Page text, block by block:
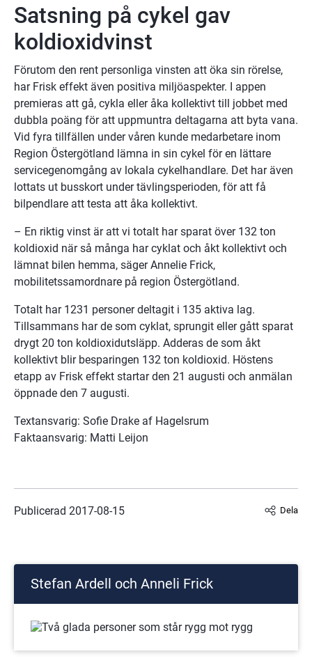
Satsning på cykel gav
koldioxidvinst
Förutom den rent personliga vinsten att öka sin rörelse,
har Frisk effekt även positiva miljöaspekter. I appen
premieras att gå, cykla eller åka kollektivt till jobbet med
dubbla poäng för att uppmuntra deltagarna att byta vana.
Vid fyra tillfällen under våren kunde medarbetare inom
Region Östergötland lämna in sin cykel för en lättare
servicegenomgång av lokala cykelhandlare. Det har även
lottats ut busskort under tävlingsperioden, för att få
bilpendlare att testa att åka kollektivt.
– En riktig vinst är att vi totalt har sparat över 132 ton
koldioxid när så många har cyklat och åkt kollektivt och
lämnat bilen hemma, säger Annelie Frick,
mobilitetssamordnare på region Östergötland.
Totalt har 1231 personer deltagit i 135 aktiva lag.
Tillsammans har de som cyklat, sprungit eller gått sparat
drygt 20 ton koldioxidutsläpp. Adderas de som åkt
kollektivt blir besparingen 132 ton koldioxid. Höstens
etapp av Frisk effekt startar den 21 augusti och anmälan
öppnade den 7 augusti.
Textansvarig: Sofie Drake af Hagelsrum
Faktaansvarig: Matti Leijon
Publicerad 2017-08-15 Dela
Stefan Ardell och Anneli Frick